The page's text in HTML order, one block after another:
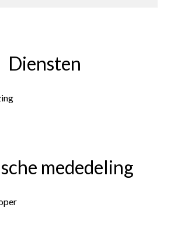
Diensten
mededeling